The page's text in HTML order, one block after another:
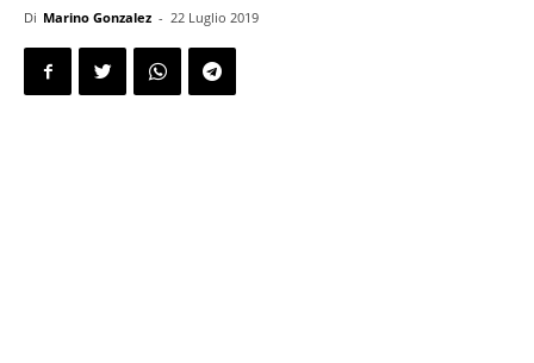
Di Marino Gonzalez - 22 Luglio 2019